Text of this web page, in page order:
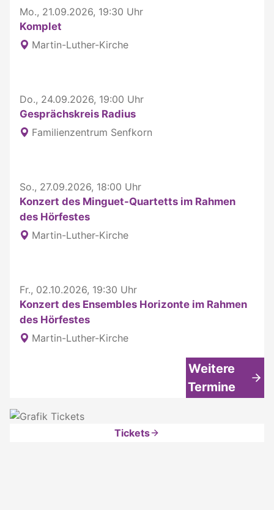
Mo., 21.09.2026, 19:30 Uhr
Komplet
Martin-Luther-Kirche
Do., 24.09.2026, 19:00 Uhr
Gesprächskreis Radius
Familienzentrum Senfkorn
So., 27.09.2026, 18:00 Uhr
Konzert des Minguet-Quartetts im Rahmen
des Hörfestes
Martin-Luther-Kirche
Fr., 02.10.2026, 19:30 Uhr
Konzert des Ensembles Horizonte im Rahmen
des Hörfestes
Martin-Luther-Kirche
Weitere
Termine
Tickets